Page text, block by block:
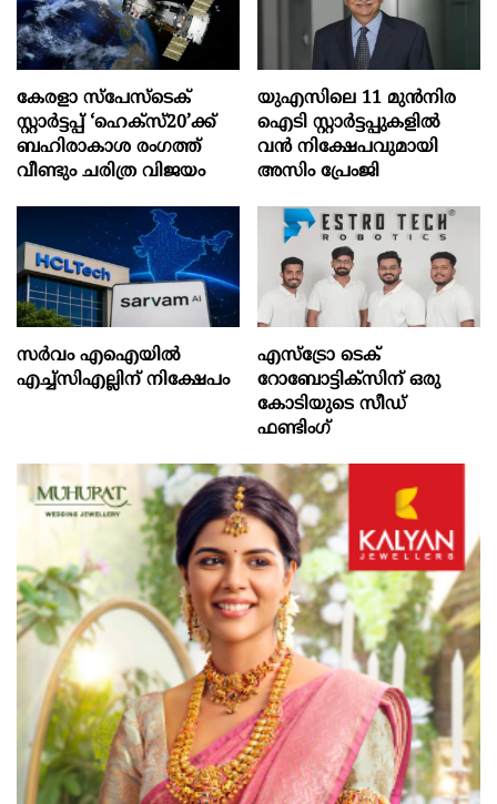
കേരളാ സ്പേസ്ടെക്
സ്റ്റാർട്ടപ്പ് ‘ഹെക്സ്20’ക്ക്
ബഹിരാകാശ രംഗത്ത്
വീണ്ടും ചരിത്ര വിജയം
യുഎസിലെ 11 മുന്‍നിര
ഐടി സ്റ്റാര്‍ട്ടപ്പുകളില്‍
വന്‍ നിക്ഷേപവുമായി
അസിം പ്രേംജി
സർവം എഐയിൽ
എച്ച്സിഎല്ലിന് നിക്ഷേപം
എസ്‌ട്രോ ടെക്
റോബോട്ടിക്‌സിന് ഒരു
കോടിയുടെ സീഡ്
ഫണ്ടിംഗ്